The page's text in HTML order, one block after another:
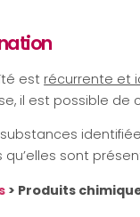
est récurrente et
il est possible de
sont
> Produits